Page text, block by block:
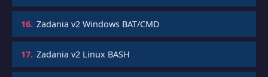
16. Zadania v2 Windows BAT/CMD
17. Zadania v2 Linux BASH